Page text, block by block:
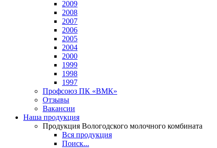
2009
2008
2007
2006
2005
2004
2000
1999
1998
1997
Профсоюз ПК «ВМК»
Отзывы
Вакансии
Наша продукция
Продукция Вологодского молочного комбината
Вся продукция
Поиск...